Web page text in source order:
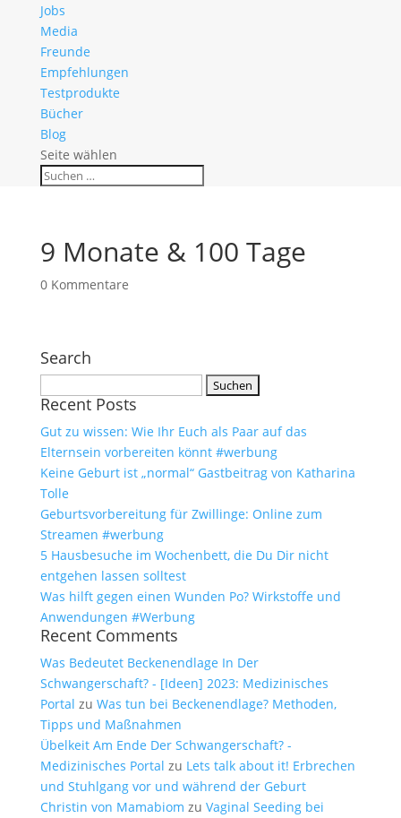
Jobs
Media
Freunde
Empfehlungen
Testprodukte
Bücher
Blog
Seite wählen
9 Monate & 100 Tage
0 Kommentare
Search
nach:
Recent Posts
Gut zu wissen: Wie Ihr Euch als Paar auf das
Elternsein vorbereiten könnt #werbung
Keine Geburt ist „normal“ Gastbeitrag von Katharina
Tolle
Geburtsvorbereitung für Zwillinge: Online zum
Streamen #werbung
5 Hausbesuche im Wochenbett, die Du Dir nicht
entgehen lassen solltest
Was hilft gegen einen Wunden Po? Wirkstoffe und
Anwendungen #Werbung
Recent Comments
Was Bedeutet Beckenendlage In Der
Schwangerschaft? - [Ideen] 2023: Medizinisches
Portal zu Was tun bei Beckenendlage? Methoden,
Tipps und Maßnahmen
Übelkeit Am Ende Der Schwangerschaft? -
Medizinisches Portal zu Lets talk about it! Erbrechen
und Stuhlgang vor und während der Geburt
Christin von Mamabiom zu Vaginal Seeding bei